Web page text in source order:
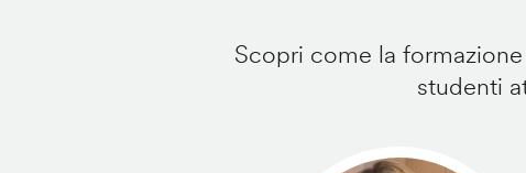
Scopri come la
studenti